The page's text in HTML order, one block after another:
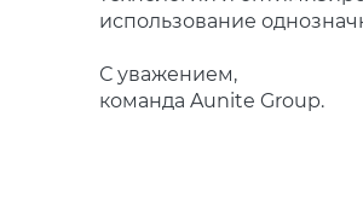
использование
С уважением,
команда Aunite Group.